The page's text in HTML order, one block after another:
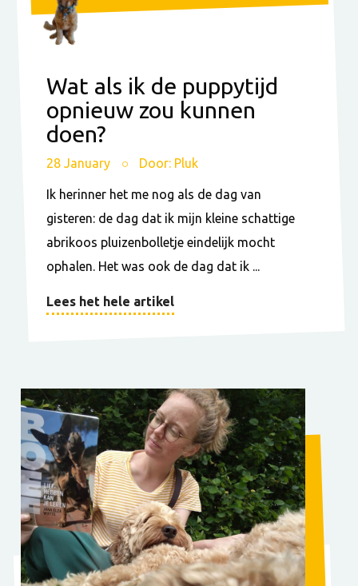
Wat als ik de puppytijd
opnieuw zou kunnen
doen?
28 January Door: Pluk
Ik herinner het me nog als de dag van
gisteren: de dag dat ik mijn kleine schattige
abrikoos pluizenbolletje eindelijk mocht
ophalen. Het was ook de dag dat ik ...
Lees het hele artikel